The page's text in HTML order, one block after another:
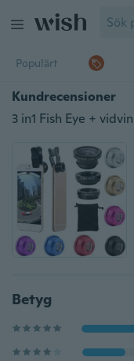
Populärt
Kundrecensioner
Betyg